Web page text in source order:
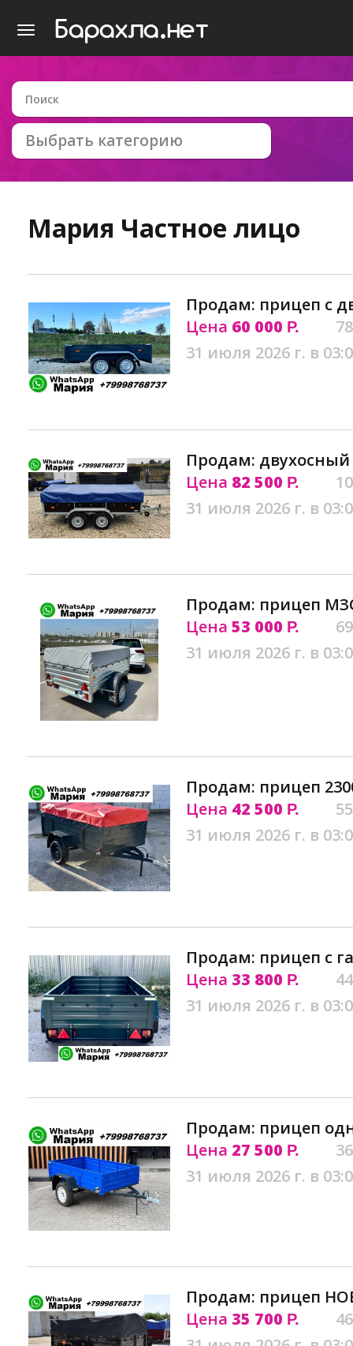
Выбрать категорию
Мария Частное лицо
Продам: прицеп с
Цена 60 000 Р.
31 июля 2026 г. в
Продам:
Цена 82 500 Р.
31 июля 2026 г. в
Продам: прицеп
Цена 53 000 Р.
31 июля 2026 г. в
Продам: прицеп
Цена 42 500 Р.
31 июля 2026 г. в
Продам: прицеп c
Цена 33 800 Р.
31 июля 2026 г. в
Продам: прицеп
Цена 27 500 Р.
31 июля 2026 г. в
Продам: прицеп
Цена 35 700 Р.